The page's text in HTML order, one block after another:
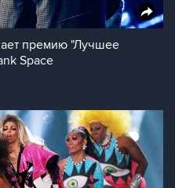
премию "Лучшее
Space